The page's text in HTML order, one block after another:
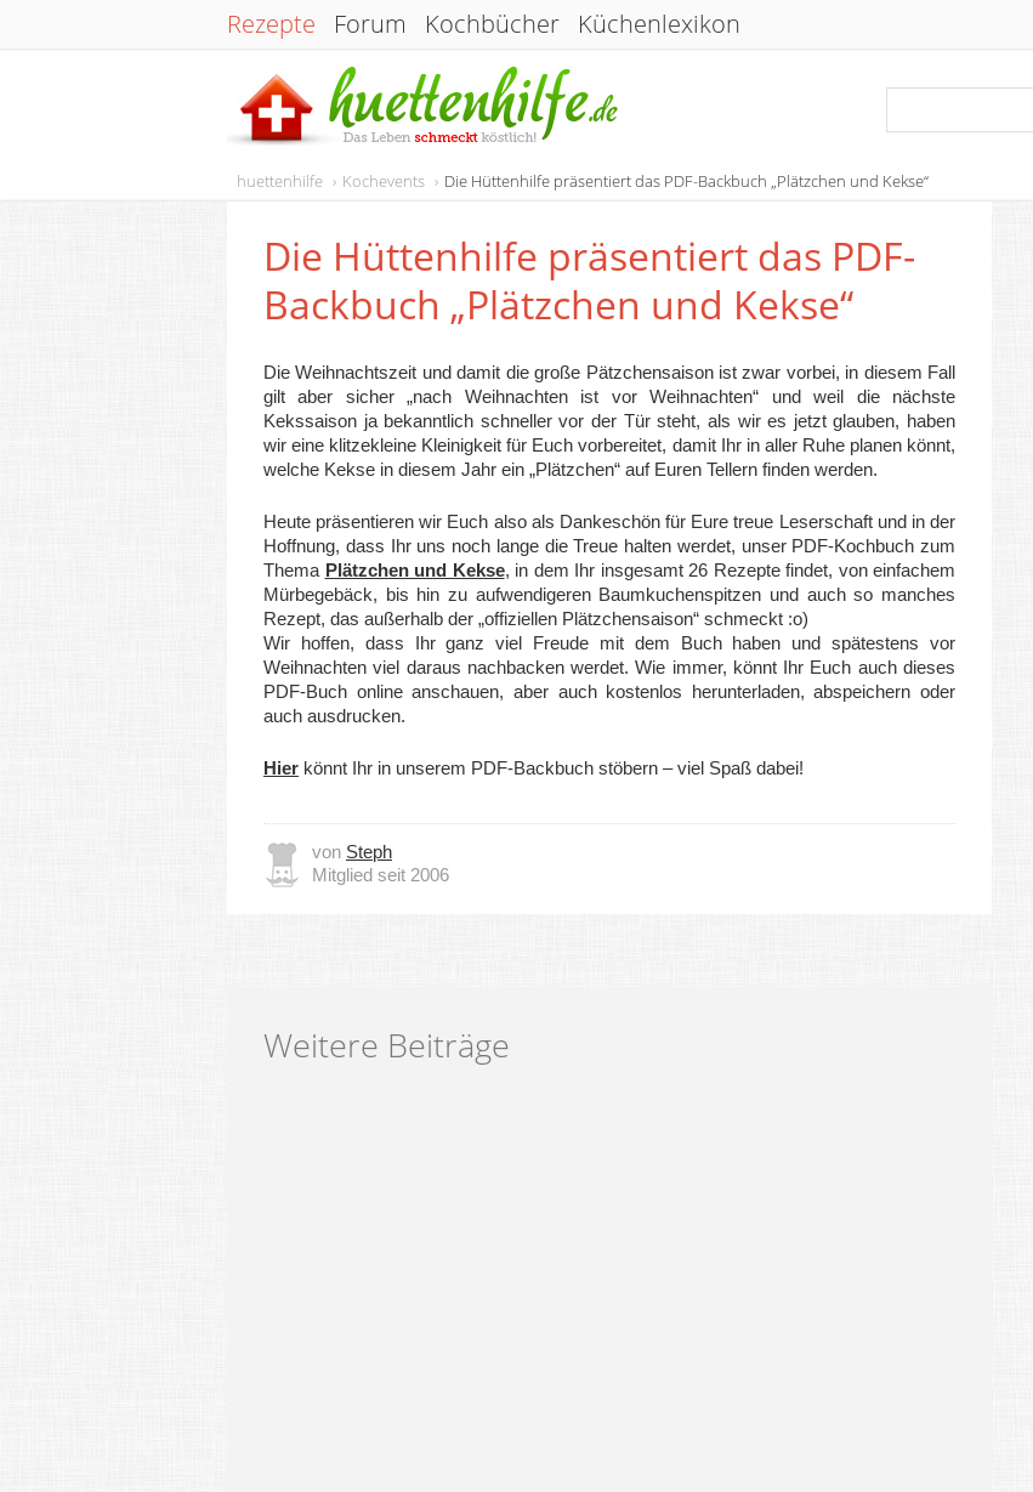
Rezepte Forum Kochbücher Küchenlexikon
huettenhilfe Kochevents Die Hüttenhilfe präsentiert das PDF-Backbuch „Plätzchen und Kekse“
Die Hüttenhilfe präsentiert das PDF-
Backbuch „Plätzchen und Kekse“
Die Weihnachtszeit und damit die große Pätzchensaison ist zwar vorbei, in diesem Fall
gilt aber sicher „nach Weihnachten ist vor Weihnachten“ und weil die nächste
Kekssaison ja bekanntlich schneller vor der Tür steht, als wir es jetzt glauben, haben
wir eine klitzekleine Kleinigkeit für Euch vorbereitet, damit Ihr in aller Ruhe planen könnt,
welche Kekse in diesem Jahr ein „Plätzchen“ auf Euren Tellern finden werden.
Heute präsentieren wir Euch also als Dankeschön für Eure treue Leserschaft und in der
Hoffnung, dass Ihr uns noch lange die Treue halten werdet, unser PDF-Kochbuch zum
Thema Plätzchen und Kekse, in dem Ihr insgesamt 26 Rezepte findet, von einfachem
Mürbegebäck, bis hin zu aufwendigeren Baumkuchenspitzen und auch so manches
Rezept, das außerhalb der „offiziellen Plätzchensaison“ schmeckt :o)
Wir hoffen, dass Ihr ganz viel Freude mit dem Buch haben und spätestens vor
Weihnachten viel daraus nachbacken werdet. Wie immer, könnt Ihr Euch auch dieses
PDF-Buch online anschauen, aber auch kostenlos herunterladen, abspeichern oder
auch ausdrucken.
Hier könnt Ihr in unserem PDF-Backbuch stöbern – viel Spaß dabei!
von Steph
Mitglied seit 2006
Weitere Beiträge